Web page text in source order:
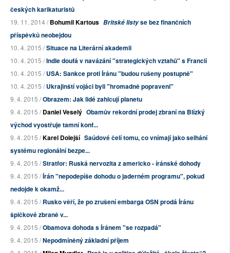
českých karikaturistů
19. 11. 2014 /Bohumil Kartous Britské listyse bez finančních
příspěvků neobejdou
10. 4. 2015 /Situace na Literární akademii
10. 4. 2015 /Indie doufá v navázání "strategických vztahů" s Francií
10. 4. 2015 /USA: Sankce proti Íránu "budou rušeny postupně"
10. 4. 2015 /Ukrajinští vojáci byli "hromadně popraveni"
9. 4. 2015 /Obrazem: Jak lidé zahlcují planetu
9. 4. 2015 /Daniel Veselý Obamův rekordní prodej zbraní na Blízký
východ vyostřuje tamní konf...
9. 4. 2015 /Karel Dolejší Saúdové čelí tomu, co vnímají jako selhání
systému regionální bezpe...
9. 4. 2015 /Stratfor: Ruská nervozita z americko - íránské dohody
9. 4. 2015 /Írán "nepodepíše dohodu o jaderném programu", pokud
nedojde k okamž...
9. 4. 2015 /Rusko věří, že po zrušení embarga OSN prodá Íránu
špičkové zbraně v...
9. 4. 2015 /Obamova dohoda s Íránem "se rozpadá"
9. 4. 2015 /Nepodmíněný základní příjem